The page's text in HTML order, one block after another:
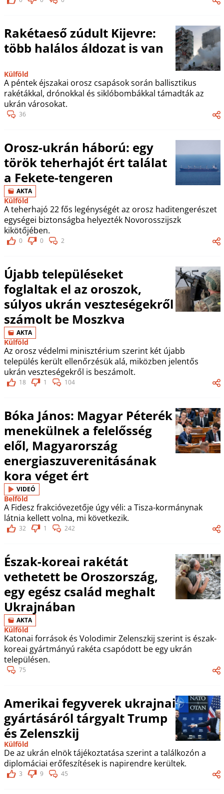
Rakétaeső zúdult Kijevre:
több halálos áldozat is van
Külföld
A péntek éjszakai orosz csapások során ballisztikus
rakétákkal, drónokkal és siklóbombákkal támadták az
ukrán városokat.
36
Orosz-ukrán háború: egy
török teherhajót ért találat
a Fekete-tengeren
AKTA
Külföld
A teherhajó 22 fős legénységét az orosz haditengerészet
egységei biztonságba helyezték Novorosszijszk
kikötőjében.
0 0 2
Újabb településeket
foglaltak el az oroszok,
súlyos ukrán veszteségekről
számolt be Moszkva
AKTA
Külföld
Az orosz védelmi minisztérium szerint két újabb
település került ellenőrzésük alá, miközben jelentős
ukrán veszteségekről is beszámolt.
18 1 104
Bóka János: Magyar Péterék
menekülnek a felelősség
elől, Magyarország
energiaszuverenitásának
kora véget ért
VIDEÓ
Belföld
A Fidesz frakcióvezetője úgy véli: a Tisza-kormánynak
látnia kellett volna, mi következik.
32 1 242
Észak-koreai rakétát
vethetett be Oroszország,
egy egész család meghalt
Ukrajnában
AKTA
Külföld
Katonai források és Volodimir Zelenszkij szerint is észak-
koreai gyártmányú rakéta csapódott be egy ukrán
településen.
75
Amerikai fegyverek ukrajnai
gyártásáról tárgyalt Trump
és Zelenszkij
Külföld
De az ukrán elnök tájékoztatása szerint a találkozón a
diplomáciai erőfeszítések is napirendre kerültek.
3 9 45